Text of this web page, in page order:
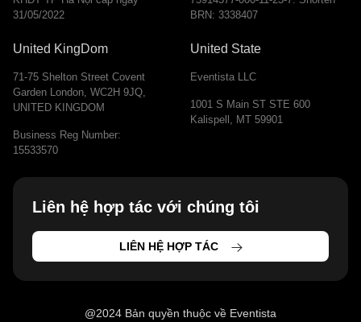
31/05/2022
BRN: 3338407
United KingDom
71-75 Shelton Street Covent
Garden London, WC2H 9JQ,
UNITED KINGDOM
Business Reg Number:
15533570
United State
Eventista LLC
1001 S Main ST STE 600
Kalispell, MT 59901
Liên hệ hợp tác với chúng tôi
LIÊN HỆ HỢP TÁC
@2024 Bản quyền thuộc về Eventista